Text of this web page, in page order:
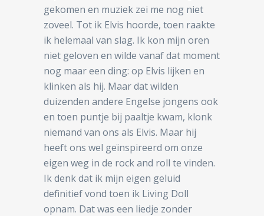
gekomen en muziek zei me nog niet
zoveel. Tot ik Elvis hoorde, toen raakte
ik helemaal van slag. Ik kon mijn oren
niet geloven en wilde vanaf dat moment
nog maar een ding: op Elvis lijken en
klinken als hij. Maar dat wilden
duizenden andere Engelse jongens ook
en toen puntje bij paaltje kwam, klonk
niemand van ons als Elvis. Maar hij
heeft ons wel geïnspireerd om onze
eigen weg in de rock and roll te vinden.
Ik denk dat ik mijn eigen geluid
definitief vond toen ik Living Doll
opnam. Dat was een liedje zonder